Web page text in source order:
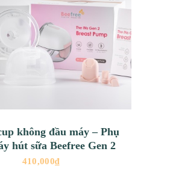
không đầu máy – Phụ
hút sữa Beefree Gen 2
410,000₫